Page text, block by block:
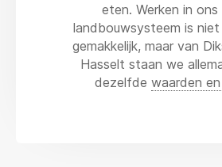
eten. Werken in ons
landbouwsysteem is
gemakkelijk, maar van
Hasselt staan we
dezelfde waarden en